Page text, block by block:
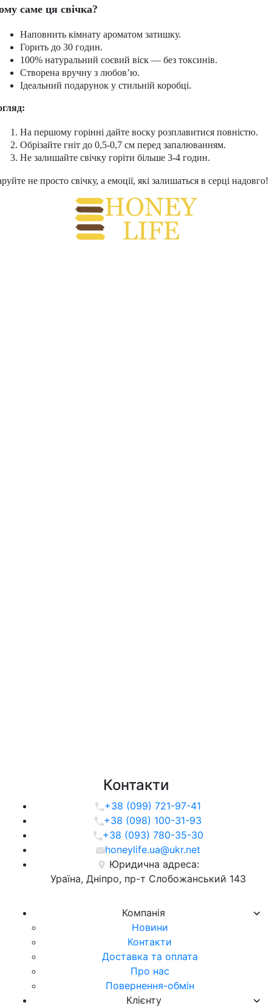
саме ця свічка?
Наповнить кімнату ароматом затишку.
Горить до 30 годин.
100% натуральний соєвий віск — без токсинів.
Створена вручну з любов’ю.
Ідеальний подарунок у стильній коробці.
На першому горінні дайте воску розплавитися повністю.
Обрізайте гніт до 0,5-0,7 см перед запалюванням.
Не залишайте свічку горіти більше 3-4 годин.
не просто свічку, а емоції, які залишаться в серці надовго!
Компанія
Новини
Контакти
Доставка та оплата
Про нас
Повернення-обмін
Клієнту
Контакти
+38 (099) 721-97-41
+38 (098) 100-31-93
+38 (093) 780-35-30
honeylife.ua@ukr.net
Юридична адреса:
Ураїна, Дніпро, пр-т Слобожанський 143